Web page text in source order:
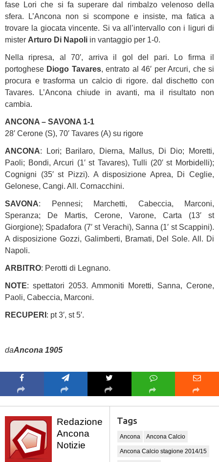
fase Lori che si fa superare dal rimbalzo velenoso della
sfera. L’Ancona non si scompone e insiste, ma fatica a
trovare la giocata vincente. Si va all’intervallo con i liguri di
mister Arturo Di Napoli in vantaggio per 1-0.
Nella ripresa, al 70′, arriva il gol del pari. Lo firma il
portoghese Diogo Tavares, entrato al 46′ per Arcuri, che si
procura e trasforma un calcio di rigore. dal dischetto con
Tavares. L’Ancona chiude in avanti, ma il risultato non
cambia.
ANCONA – SAVONA 1-1
28′ Cerone (S), 70′ Tavares (A) su rigore
ANCONA: Lori; Barilaro, Dierna, Mallus, Di Dio; Moretti,
Paoli; Bondi, Arcuri (1′ st Tavares), Tulli (20′ st Morbidelli);
Cognigni (35′ st Pizzi). A disposizione Aprea, Di Ceglie,
Gelonese, Cangi. All. Cornacchini.
SAVONA: Pennesi; Marchetti, Cabeccia, Marconi,
Speranza; De Martis, Cerone, Varone, Carta (13′ st
Giorgione); Spadafora (7′ st Verachi), Sanna (1′ st Scappini).
A disposizione Gozzi, Galimberti, Bramati, Del Sole. All. Di
Napoli.
ARBITRO: Perotti di Legnano.
NOTE: spettatori 2053. Ammoniti Moretti, Sanna, Cerone,
Paoli, Cabeccia, Marconi.
RECUPERI : pt 3′, st 5′.
daAncona 1905
Redazione
Ancona
Notizie
Tags
Ancona Ancona Calcio
Ancona Calcio stagione 2014/15